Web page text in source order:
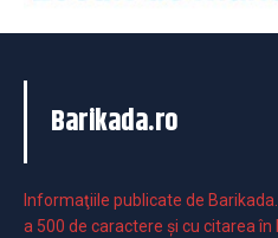
Barikada.ro
Informaţiile publicate de
a 500 de caractere şi cu citarea în